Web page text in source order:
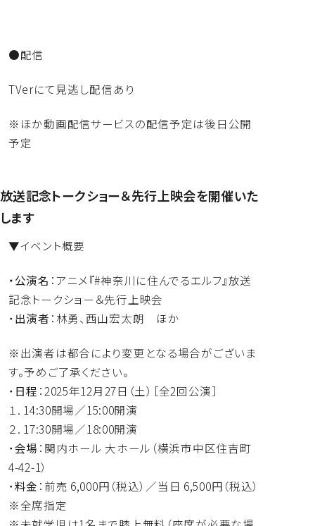
●配信
TVerにて見逃し配信あり
※ほか動画配信サービスの配信予定は後日公開
予定
放送記念トークショー＆先行上映会を開催いた
します
▼イベント概要
・公演名 ：アニメ『#神奈川に住んでるエルフ』放送
記念トークショー＆先行上映会
・出演者 ：林勇、西山宏太朗 ほか
※出演者は都合により変更となる場合がございま
す。予めご了承ください。
・ 日程 ：2025年12月27日（土）［全2回公演］
１. 14:30開場／15:00開演
２. 17:30開場／18:00開演
・会場 ：関内ホール 大ホール（横浜市中区住吉町
4-42-1）
・料金 ：前売 6,000円（税込）／当日 6,500円（税込）
※全席指定